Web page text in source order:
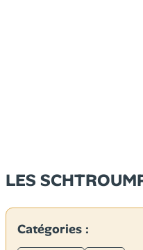
LES
Catégories :